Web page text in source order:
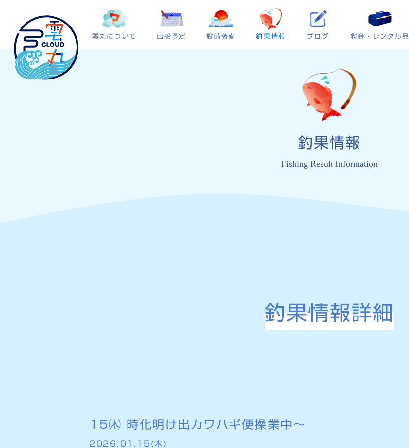
雲丸について 出船予定 設備装備 釣果情報 ブログ 料金・レンタル品
釣果情報
Fishing Result Information
釣果情報詳細
15㈭ 時化明け出カワハギ便操業中〜
2026.01.15(木)